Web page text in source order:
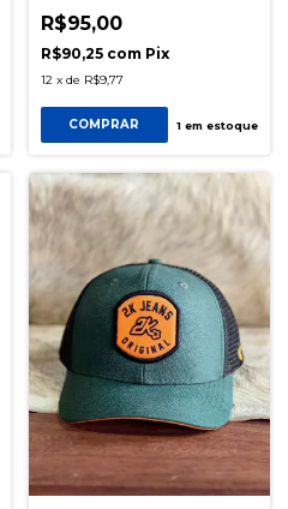
R$95,00
R$90,25 com Pix
12 x de R$9,77
COMPRAR 1 em estoque